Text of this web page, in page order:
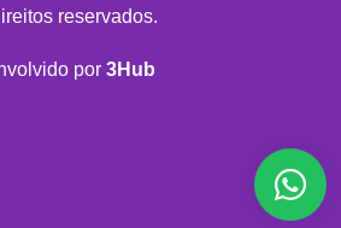
reservados.
por 3Hub